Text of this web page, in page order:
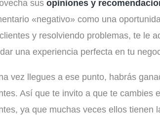
susopiniones y
«negativo» como una
y resolviendo problemas, te le
una experiencia perfecta en tu
vez llegues a ese punto, habrás
Así que te invito a que te cambies
ya que muchas veces ellos tienen